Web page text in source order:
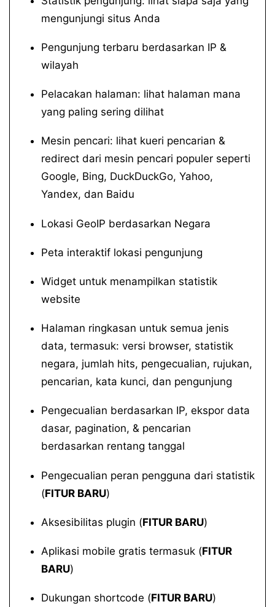
mengunjungi situs Anda
Pengunjung terbaru berdasarkan IP &
wilayah
Pelacakan halaman: lihat halaman mana
yang paling sering dilihat
Mesin pencari: lihat kueri pencarian &
redirect dari mesin pencari populer seperti
Google, Bing, DuckDuckGo, Yahoo,
Yandex, dan Baidu
Lokasi GeoIP berdasarkan Negara
Peta interaktif lokasi pengunjung
Widget untuk menampilkan statistik
website
Halaman ringkasan untuk semua jenis
data, termasuk: versi browser, statistik
negara, jumlah hits, pengecualian, rujukan,
pencarian, kata kunci, dan pengunjung
Pengecualian berdasarkan IP, ekspor data
dasar, pagination, & pencarian
berdasarkan rentang tanggal
Pengecualian peran pengguna dari statistik
(FITUR BARU)
Aksesibilitas plugin (FITUR BARU)
Aplikasi mobile gratis termasuk (FITUR
BARU)
Dukungan shortcode (FITUR BARU)